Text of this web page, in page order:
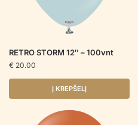
RETRO STORM 12″ – 100vnt
€ 20.00
Į KREPŠELĮ